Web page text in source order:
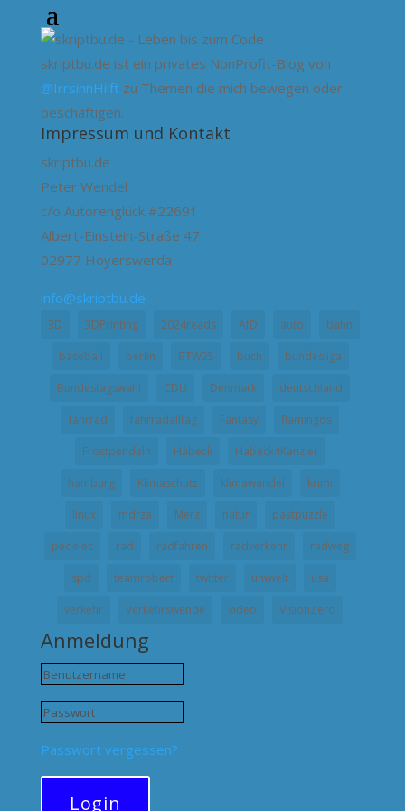
skriptbu.de ist ein privates NonProfit-Blog von
@IrrsinnHilftzu Themen die mich bewegen oder
beschäftigen.
Impressum und Kontakt
skriptbu.de
Peter Wendel
c/o Autorenglück #22691
Albert-Einstein-Straße 47
02977 Hoyerswerda
info@skriptbu.de
3D 3DPrinting 2024reads AfD auto bahn
baseball berlin BTW25 buch bundesliga
Bundestagswahl CDU Denmark deutschland
fahrrad fahrradalltag Fantasy flamingos
Frostpendeln Habeck Habeck4Kanzler
hamburg Klimaschutz klimawandel krimi
linux mdrza Merz natur pastpuzzle
pedelec rad radfahren radverkehr radweg
spd teamrobert twitter umwelt usa
verkehr Verkehrswende video VisionZero
Anmeldung
Passwort vergessen?
Login